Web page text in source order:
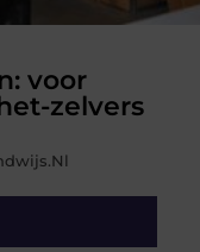
voor
zelvers